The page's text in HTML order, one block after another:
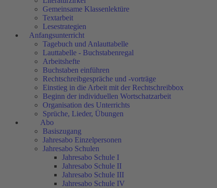
Gemeinsame Klassenlektüre
Textarbeit
Lesestrategien
Anfangsunterricht
Tagebuch und Anlauttabelle
Lauttabelle - Buchstabenregal
Arbeitshefte
Buchstaben einführen
Rechtschreibgespräche und -vorträge
Einstieg in die Arbeit mit der Rechtschreibbox
Beginn der individuellen Wortschatzarbeit
Organisation des Unterrichts
Sprüche, Lieder, Übungen
Abo
Basiszugang
Jahresabo Einzelpersonen
Jahresabo Schulen
Jahresabo Schule I
Jahresabo Schule II
Jahresabo Schule III
Jahresabo Schule IV